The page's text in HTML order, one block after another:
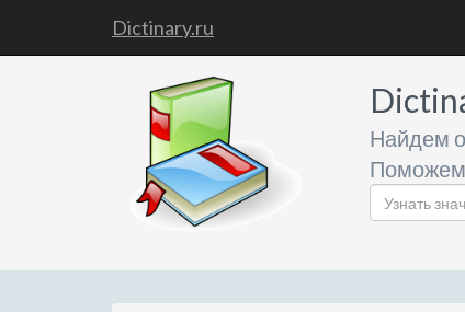
Dictinary.ru
Найдем
Поможем